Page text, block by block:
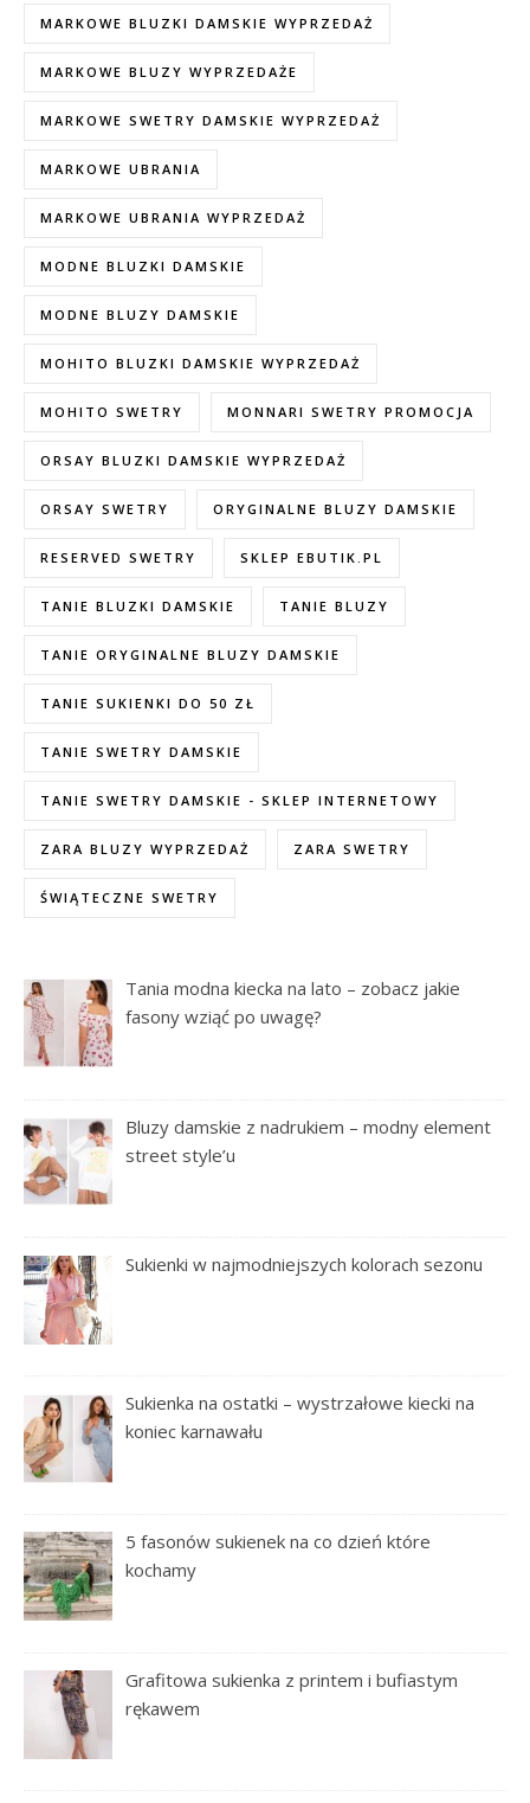
MARKOWE BLUZKI DAMSKIE WYPRZEDAŻ
MARKOWE BLUZY WYPRZEDAŻE
MARKOWE SWETRY DAMSKIE WYPRZEDAŻ
MARKOWE UBRANIA
MARKOWE UBRANIA WYPRZEDAŻ
MODNE BLUZKI DAMSKIE
MODNE BLUZY DAMSKIE
MOHITO BLUZKI DAMSKIE WYPRZEDAŻ
MOHITO SWETRY MONNARI SWETRY PROMOCJA
ORSAY BLUZKI DAMSKIE WYPRZEDAŻ
ORSAY SWETRY ORYGINALNE BLUZY DAMSKIE
RESERVED SWETRY SKLEP EBUTIK.PL
TANIE BLUZKI DAMSKIE TANIE BLUZY
TANIE ORYGINALNE BLUZY DAMSKIE
TANIE SUKIENKI DO 50 ZŁ
TANIE SWETRY DAMSKIE
TANIE SWETRY DAMSKIE - SKLEP INTERNETOWY
ZARA BLUZY WYPRZEDAŻ ZARA SWETRY
ŚWIĄTECZNE SWETRY
Tania modna kiecka na lato – zobacz jakie
fasony wziąć po uwagę?
Bluzy damskie z nadrukiem – modny element
street style’u
Sukienki w najmodniejszych kolorach sezonu
Sukienka na ostatki – wystrzałowe kiecki na
koniec karnawału
5 fasonów sukienek na co dzień które
kochamy
Grafitowa sukienka z printem i bufiastym
rękawem